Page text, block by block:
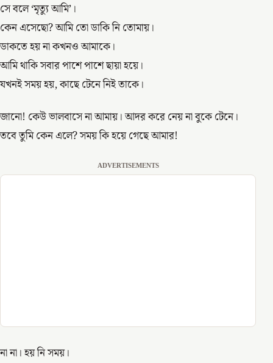
সে বলে ‘মৃত্যু আমি’।
কেন এসেছো? আমি তো ডাকি নি তোমায়।
ডাকতে হয় না কখনও আমাকে।
আমি থাকি সবার পাশে পাশে ছায়া হয়ে।
যখনই সময় হয়, কাছে টেনে নিই তাকে।
জানো! কেউ ভালবাসে না আমায়। আদর করে নেয় না বুকে টেনে।
তবে তুমি কেন এলে? সময় কি হয়ে গেছে আমার!
ADVERTISEMENTS
না না। হয় নি সময়।